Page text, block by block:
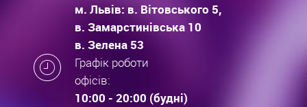
м. Львів: в. Вітовського 5,
в. Замарстинівська 10
в. Зелена 53
Графік роботи
офісів:
10:00 - 20:00 (будні)